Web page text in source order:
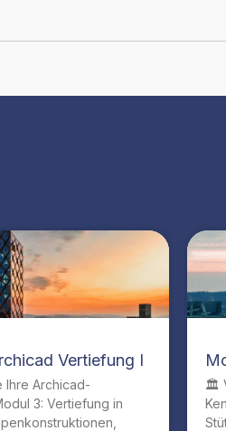
Vertiefung I
Archicad-
3: Vertiefung in
🏛️